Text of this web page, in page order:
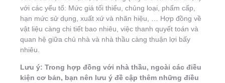
với các yếu tố: Mức giá tối thiểu, chủng loại, phẩm cấp,
hạn mức sử dụng, xuất xứ và nhãn hiệu, … Hợp đồng về
vật liệu càng chi tiết bao nhiêu, việc thanh quyết toán và
quan hệ giữa chủ nhà và nhà thầu càng thuận lợi bấy
nhiêu.
Lưu ý: Trong hợp đồng với nhà thầu, ngoài các điều
kiện cơ bản, bạn nên lưu ý đề cập thêm những điều